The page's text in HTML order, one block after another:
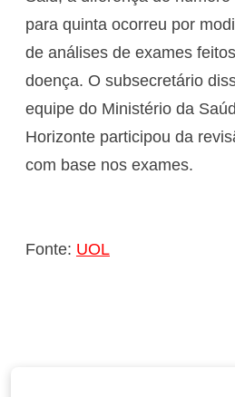
para quinta ocorreu por
de análises de exames
doença. O subsecretário
equipe do Ministério da
Horizonte participou da
com base nos exames.
Fonte: UOL